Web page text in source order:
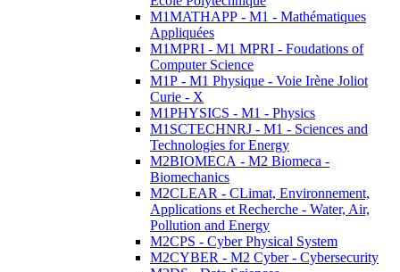
M1MATHAPP - M1 - Mathématiques
Appliquées
M1MPRI - M1 MPRI - Foudations of
Computer Science
M1P - M1 Physique - Voie Irène Joliot
Curie - X
M1PHYSICS - M1 - Physics
M1SCTECHNRJ - M1 - Sciences and
Technologies for Energy
M2BIOMECA - M2 Biomeca -
Biomechanics
M2CLEAR - CLimat, Environnement,
Applications et Recherche - Water, Air,
Pollution and Energy
M2CPS - Cyber Physical System
M2CYBER - M2 Cyber - Cybersecurity